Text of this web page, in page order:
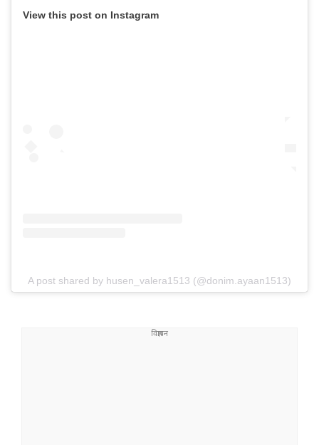
View this post on Instagram
A post shared by husen_valera1513 (@donim.ayaan1513)